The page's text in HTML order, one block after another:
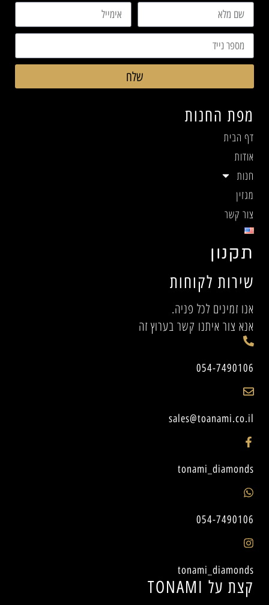
קצת על TONAMI
שירות לקוחות
אנו זמינים לכל פניה.
אנא צור איתנו קשר בערוץ זה
054-7490106
sales@toanami.co.il
tonami_diamonds
054-7490106
tonami_diamonds
מפת החנות
דף הבית
אודות
חנות
מגזין
צור קשר
תקנון
שלח